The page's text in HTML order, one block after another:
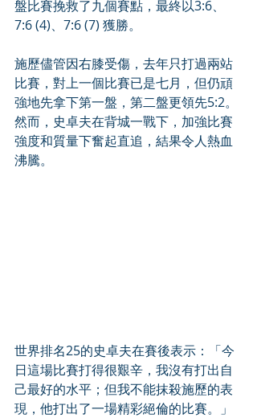
盤比賽挽救了九個賽點，最終以3:6、
7:6 (4)、7:6 (7) 獲勝。
施歷儘管因右膝受傷，去年只打過兩站
比賽，對上一個比賽已是七月，但仍頑
強地先拿下第一盤，第二盤更領先5:2。
然而，史卓夫在背城一戰下，加強比賽
強度和質量下奮起直追，結果令人熱血
沸騰。
世界排名25的史卓夫在賽後表示：「今
日這場比賽打得很艱辛，我沒有打出自
己最好的水平；但我不能抹殺施歷的表
現，他打出了一場精彩絕倫的比賽。」